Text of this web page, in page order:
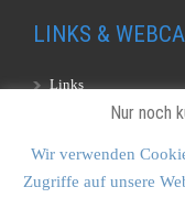
LINKS &
Links
Nur noch
Wir verwenden
Zugriffe auf unsere